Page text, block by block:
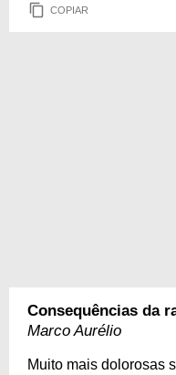
COPIAR
Consequências da
Marco Aurélio
Muito mais dolorosas